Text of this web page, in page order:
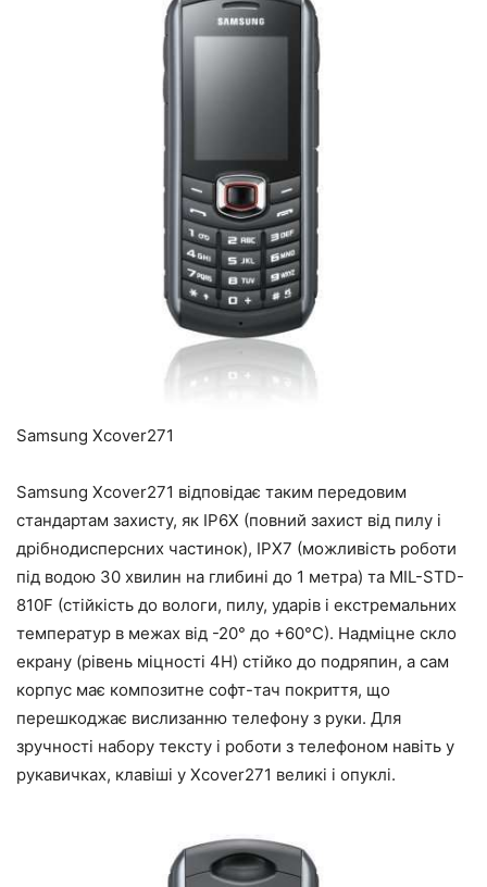
Samsung Xcover271
Samsung Xcover271 відповідає таким передовим
стандартам захисту, як IP6X (повний захист від пилу і
дрібнодисперсних частинок), IPX7 (можливість роботи
під водою 30 хвилин на глибині до 1 метра) та MIL-STD-
810F (стійкість до вологи, пилу, ударів і екстремальних
температур в межах від -20° до +60°C). Надміцне скло
екрану (рівень міцності 4H) стійко до подряпин, а сам
корпус має композитне софт-тач покриття, що
перешкоджає вислизанню телефону з руки. Для
зручності набору тексту і роботи з телефоном навіть у
рукавичках, клавіші у Xcover271 великі і опуклі.